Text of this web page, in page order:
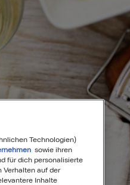
Technologien)
sowie ihren
für dich personalisierte
Verhalten auf der
Inhalte